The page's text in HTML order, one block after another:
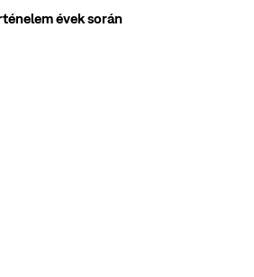
évek során